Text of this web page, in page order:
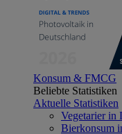
Konsum & FMCG
Beliebte Statistiken
Aktuelle Statistiken
Vegetarier in
Bierkonsum